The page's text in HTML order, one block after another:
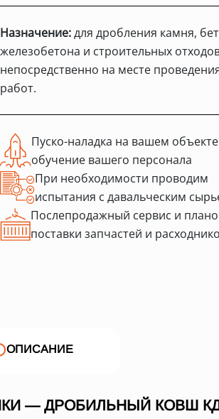
Назначение:для дробления камня,
железобетона и строительных
непосредственно на месте
работ.
Пуско-наладка на вашем
обучение вашего персонала
При необходимости проводим
испытания с давальческим
Послепродажный сервис и
поставки запчастей и
ОПИСАНИЕ
— ДРОБИЛЬНЫЙ КОВШ